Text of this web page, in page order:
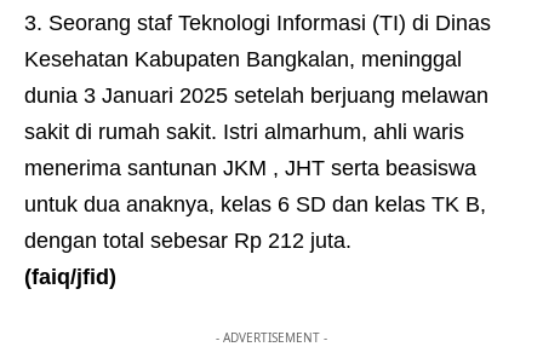
3. Seorang staf Teknologi Informasi (TI) di Dinas
Kesehatan Kabupaten Bangkalan, meninggal
dunia 3 Januari 2025 setelah berjuang melawan
sakit di rumah sakit. Istri almarhum, ahli waris
menerima santunan JKM , JHT serta beasiswa
untuk dua anaknya, kelas 6 SD dan kelas TK B,
dengan total sebesar Rp 212 juta.
(faiq/jfid)
- ADVERTISEMENT -